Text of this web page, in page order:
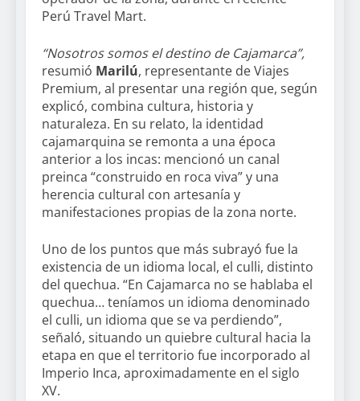
Perú Travel Mart.
“Nosotros somos el destino de Cajamarca”,
resumió Marilú, representante de Viajes
Premium, al presentar una región que, según
explicó, combina cultura, historia y
naturaleza. En su relato, la identidad
cajamarquina se remonta a una época
anterior a los incas: mencionó un canal
preinca “construido en roca viva” y una
herencia cultural con artesanía y
manifestaciones propias de la zona norte.
Uno de los puntos que más subrayó fue la
existencia de un idioma local, el culli, distinto
del quechua. “En Cajamarca no se hablaba el
quechua… teníamos un idioma denominado
el culli, un idioma que se va perdiendo”,
señaló, situando un quiebre cultural hacia la
etapa en que el territorio fue incorporado al
Imperio Inca, aproximadamente en el siglo
XV.